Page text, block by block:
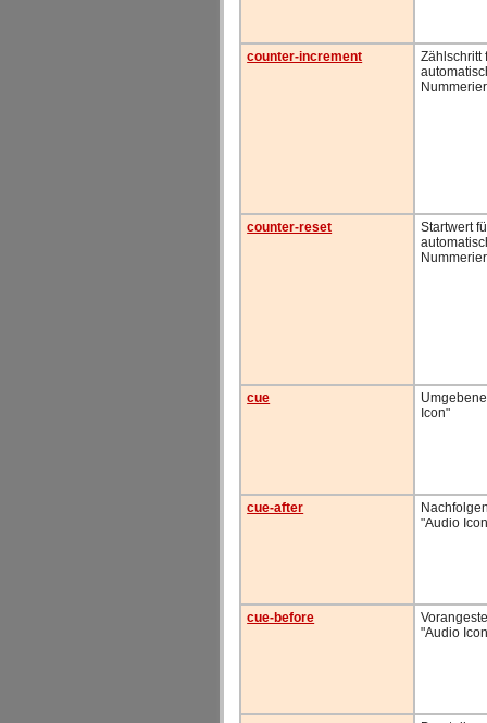
counter-increment
Zählschritt
counter-reset
Startwert
cue
Icon"
cue-after
"Audio
cue-before
"Audio